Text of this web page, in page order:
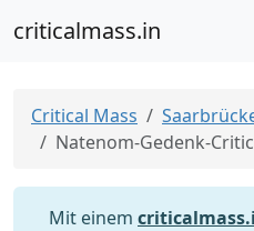
criticalmass.in
Critical Mass
Natenom-Gedenk-
Mit einem